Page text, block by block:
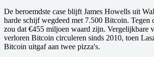
De beroemdste case blijft James Howells uit
harde schijf wegdeed met 7.500 Bitcoin. Tegen
zou dat €455 miljoen waard zijn. Vergelijkbare
verloren Bitcoin circuleren sinds 2010, toen
Bitcoin uitgaf aan twee pizza's.